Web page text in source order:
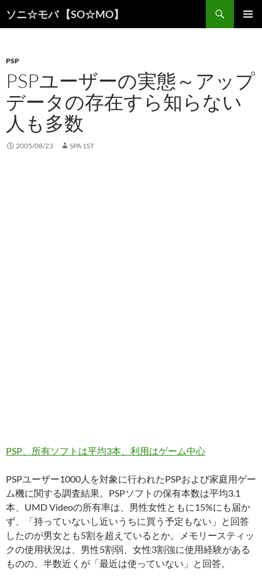
ソニ☆モバ 【SO☆MO】
索
ン
ツ
へ
ス
キ
ッ
プ
PSP
PSPユーザーの実態～アップ
データの存在すら知らない
人も多数
2005/08/23 SPA 1ST
PSP、所有ソフトは平均3本、利用はゲーム中心
PSPユーザー1000人を対象に行われたPSPおよび家庭用ゲー
ム機に関する調査結果。PSPソフトの保有本数は平均3.1
本、UMD Videoの所有率は、男性女性ともに15%にも届か
ず、「持っていないし近いうちに買う予定もない」と回答
したのが男女とも5割を超えているとか。メモリースティッ
クの使用状況は、男性5割弱、女性3割強に使用経験がある
ものの、半数近くが「最近は使っていない」と回答。